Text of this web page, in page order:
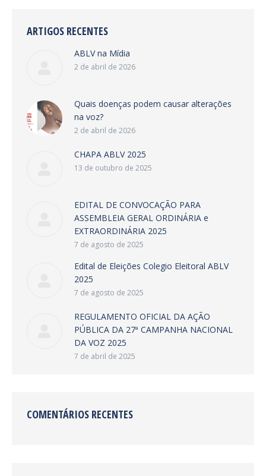
ARTIGOS RECENTES
ABLV na Mídia
2 de abril de 2026
Quais doenças podem causar alterações
na voz?
2 de abril de 2026
CHAPA ABLV 2025
13 de outubro de 2025
EDITAL DE CONVOCAÇÃO PARA
ASSEMBLEIA GERAL ORDINÁRIA e
EXTRAORDINÁRIA 2025
7 de agosto de 2025
Edital de Eleições Colegio Eleitoral ABLV
2025
7 de agosto de 2025
REGULAMENTO OFICIAL DA AÇÃO
PÚBLICA DA 27ª CAMPANHA NACIONAL
DA VOZ 2025
7 de abril de 2025
COMENTÁRIOS RECENTES